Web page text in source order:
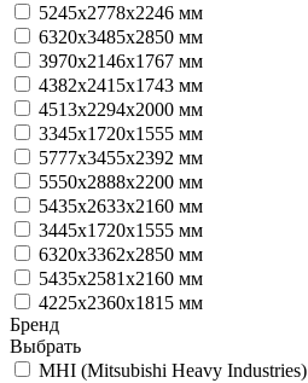
5245х2778х2246 мм
6320х3485х2850 мм
3970x2146x1767 мм
4382х2415х1743 мм
4513х2294х2000 мм
3345х1720х1555 мм
5777х3455х2392 мм
5550х2888х2200 мм
5435х2633х2160 мм
3445х1720х1555 мм
6320х3362х2850 мм
5435х2581х2160 мм
4225х2360х1815 мм
Бренд
Выбрать
MHI (Mitsubishi Heavy Industries)